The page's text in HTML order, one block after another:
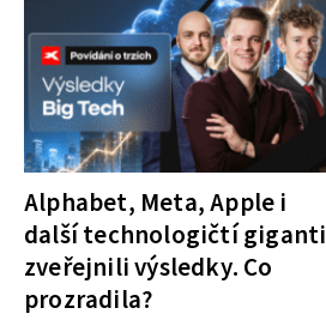
Alphabet, Meta, Apple i
další technologičtí giganti
zveřejnili výsledky. Co
prozradila?